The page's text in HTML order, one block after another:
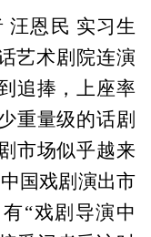
汪恩民 实习生
艺术剧院连演
追捧，上座率
重量级的话剧
市场似乎越来
国戏剧演出市
“戏剧导演中